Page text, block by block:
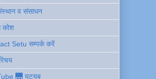
व संसाधन
कोश
Setu सम्पर्क करें
🌉 यूट्यूब